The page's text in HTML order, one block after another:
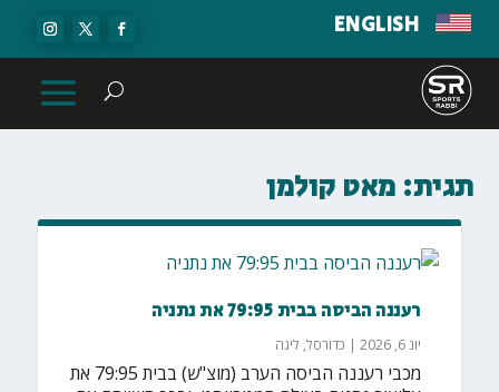
ENGLISH
תגית: מאט קולמן
רעננה הביסה בבית 79:95 את נתניה
יונ 6, 2026 | כדורסל, ליגה
מכבי רעננה הביסה הערב (מוצ"ש) בבית 79:95 את